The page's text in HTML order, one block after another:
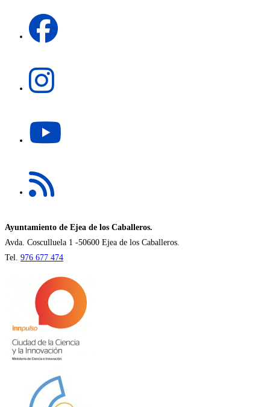
pestaña
abre
abre
nueva
pestaña
en
nueva
pestaña
Ayuntamiento de Ejea de los Caballeros.
Avda. Cosculluela 1 -50600 Ejea de los Caballeros.
Tel. 976 677 474